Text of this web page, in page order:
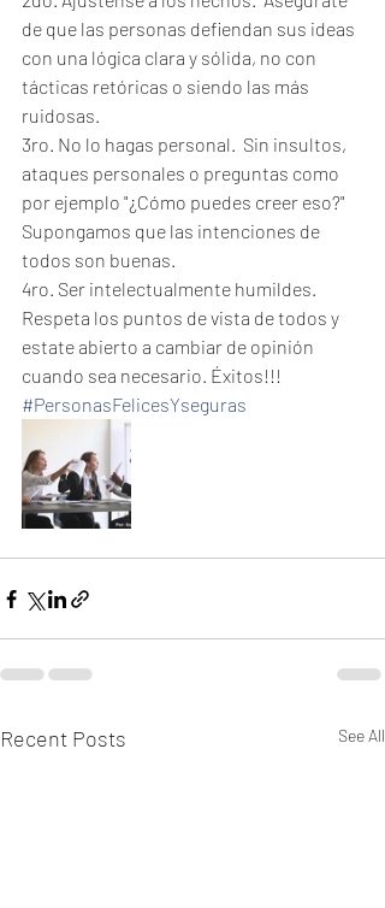
de que las personas defiendan sus ideas
con una lógica clara y sólida, no con
tácticas retóricas o siendo las más
ruidosas.
3ro. No lo hagas personal.  Sin insultos,
ataques personales o preguntas como
por ejemplo "¿Cómo puedes creer eso?"
Supongamos que las intenciones de
todos son buenas.
4ro. Ser intelectualmente humildes.
Respeta los puntos de vista de todos y
estate abierto a cambiar de opinión
cuando sea necesario. Éxitos!!!
#PersonasFelicesYseguras
Recent Posts See All